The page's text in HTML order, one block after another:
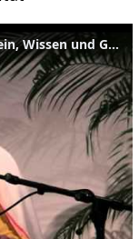
Chidananda - deine wahre Natur ist Sein, Wissen und Glückseligkeit